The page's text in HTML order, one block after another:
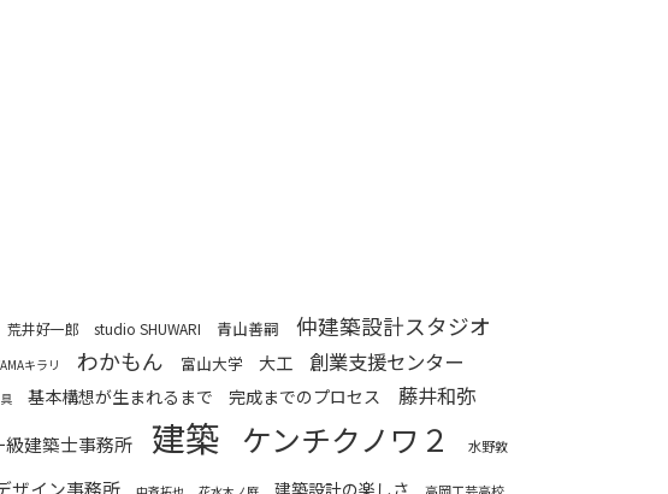
荒井好一郎 studio SHUWARI 青山善嗣 仲建築設計スタジオ
キラリ わかもん 富山大学 大工 創業支援センター
基本構想が生まれるまで 完成までのプロセス 藤井和弥
建築士事務所 建築 ケンチクノワ２ 水野敦
ザイン事務所 建築設計の楽しさ